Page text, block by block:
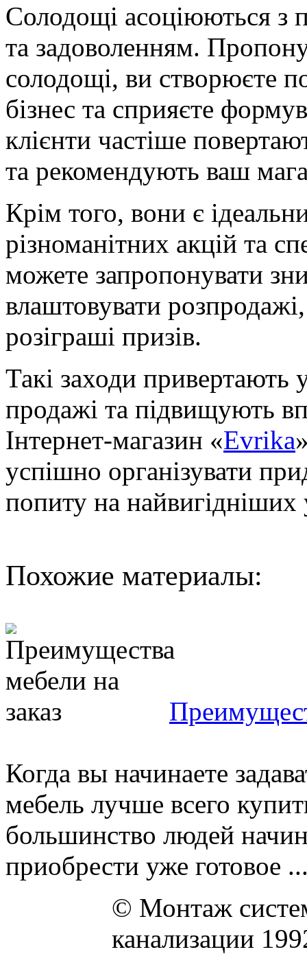
Солодощі асоціюються з
та задоволенням.
солодощі, ви створюєте
бізнес та сприяєте
клієнти частіше
та рекомендують ваш
Крім того, вони є
різноманітних акцій та
можете запропонувати
влаштовувати
розіграші призів.
Такі заходи
продажі та підвищують
Інтернет-магазин «Evrika
успішно організувати
попиту на найвигідніших
Похожие материалы:
Когда вы начинаете
мебель лучше всего
большинство людей
приобрести уже готовое
© Монтаж
канализации